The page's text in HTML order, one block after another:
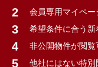
会員専用マイペー
希望条件に合う
非公開物件が閲覧
他社にはない特